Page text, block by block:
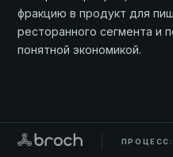
фракцию в продукт для
ресторанного сегмента и
понятной экономикой.
ПРОЦЕСС: